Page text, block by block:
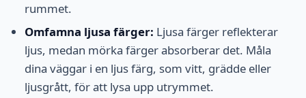
rummet.
Omfamna ljusa färger: Ljusa färger reflekterar
ljus, medan mörka färger absorberar det. Måla
dina väggar i en ljus färg, som vitt, grädde eller
ljusgrått, för att lysa upp utrymmet.